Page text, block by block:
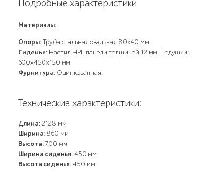
Подробные характеристики
Материалы:
Опоры:Труба стальная овальная 80х40 мм.
Сиденье: Настил HPL панели толщиной 12 мм. Подушки:
600х450х150 мм
Фурнитура: Оцинкованная.
Технические характеристики:
Длина: 2128 мм
Ширина: 860 мм
Высота:700 мм
Ширина сиденья:450 мм
Высота сиденья:450 мм